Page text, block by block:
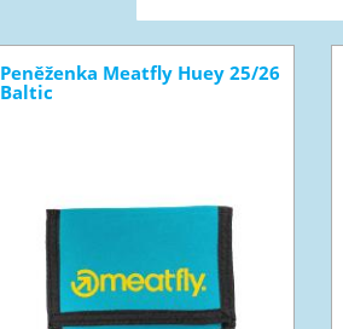
Peněženka Meatfly Huey 25/26
Baltic